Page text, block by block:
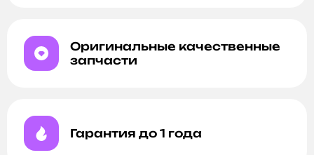
Оригинальные качественные
запчасти
Гарантия до 1 года